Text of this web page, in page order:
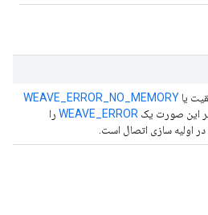
یا WEAVE_ERROR_NO_MEMORY
این صورت یک WEAVE_ERROR را
اولیه سازی اتصال است.